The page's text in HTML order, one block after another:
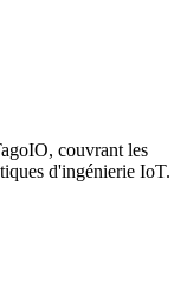
couvrant les
d'ingénierie IoT.